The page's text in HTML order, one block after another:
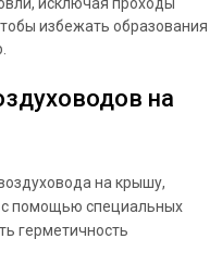
избежать образования
на
на крышу,
с помощью специальных
герметичность